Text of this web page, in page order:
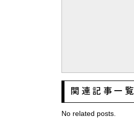
関連記事一覧
No related posts.